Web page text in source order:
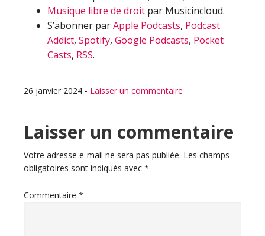
Musique libre de droit par Musicincloud.
S’abonner parApple Podcasts, Podcast
Addict, Spotify, Google Podcasts, Pocket
Casts, RSS.
26 janvier 2024 - Laisser un commentaire
Interactions
du
lecteur
Laisser un commentaire
Votre adresse e-mail ne sera pas publiée. Les champs
obligatoires sont indiqués avec *
Commentaire *